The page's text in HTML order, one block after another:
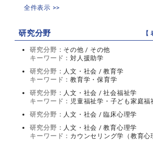
全件表示 >>
研究分野
研究分野： その他 / その他
キーワード：対人援助学
研究分野： 人文・社会 / 教育学
キーワード：教育学・保育学
研究分野： 人文・社会 / 社会福祉学
キーワード： 児童福祉学・子ども家庭福
研究分野： 人文・社会 / 臨床心理学
研究分野： 人文・社会 / 教育心理学
キーワード： カウンセリング学（教育心